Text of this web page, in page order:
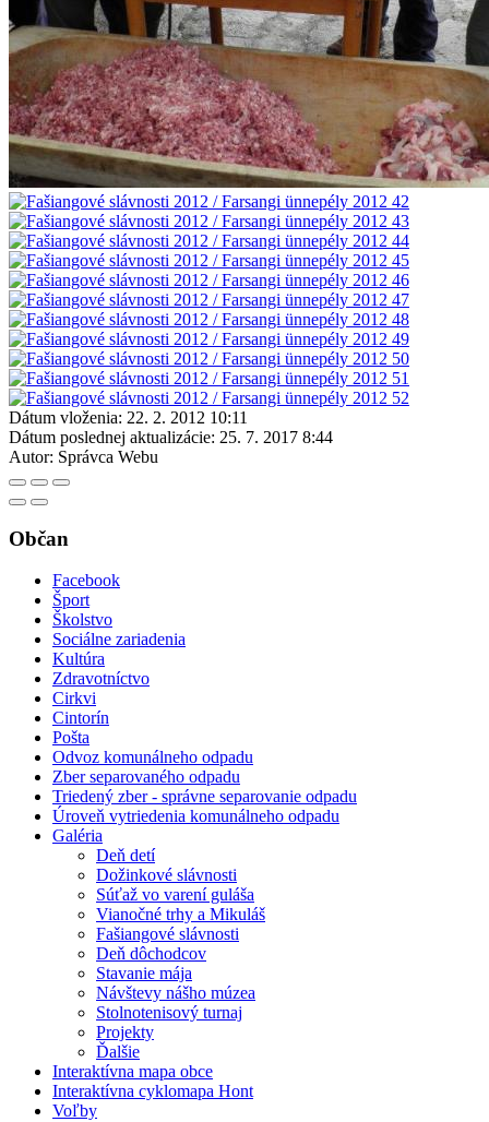
Dátum vloženia: 22. 2. 2012 10:11
Dátum poslednej aktualizácie: 25. 7. 2017 8:44
Autor: Správca Webu
Občan
Facebook
Šport
Školstvo
Sociálne zariadenia
Kultúra
Zdravotníctvo
Cirkvi
Cintorín
Pošta
Odvoz komunálneho odpadu
Zber separovaného odpadu
Triedený zber - správne separovanie odpadu
Úroveň vytriedenia komunálneho odpadu
Galéria
Deň detí
Dožinkové slávnosti
Súťaž vo varení guláša
Vianočné trhy a Mikuláš
Fašiangové slávnosti
Deň dôchodcov
Stavanie mája
Návštevy nášho múzea
Stolnotenisový turnaj
Projekty
Ďalšie
Interaktívna mapa obce
Interaktívna cyklomapa Hont
Voľby